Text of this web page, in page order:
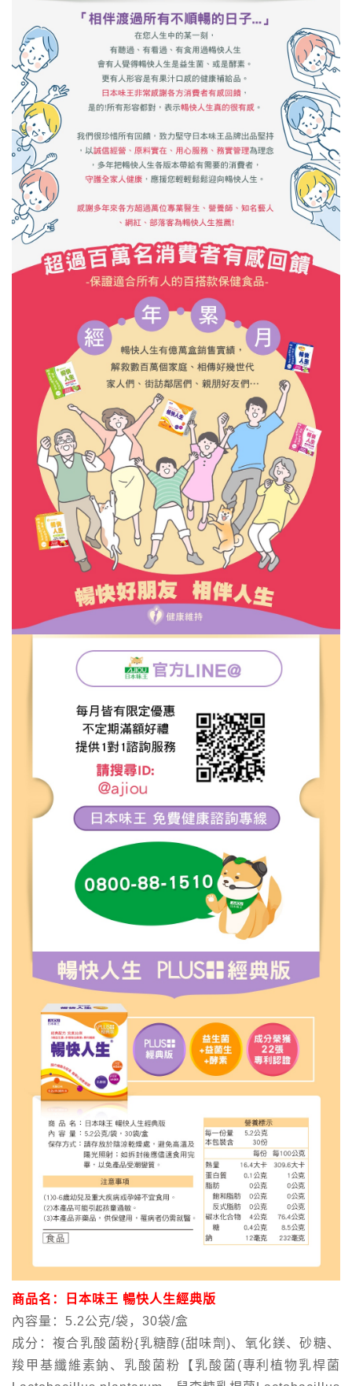
商品名：日本味王 暢快人生經典版
內容量：5.2公克/袋，30袋/盒
成分：複合乳酸菌粉{乳糖醇(甜味劑)、氧化鎂、砂糖、
羧甲基纖維素鈉、乳酸菌粉【乳酸菌(專利植物乳桿菌